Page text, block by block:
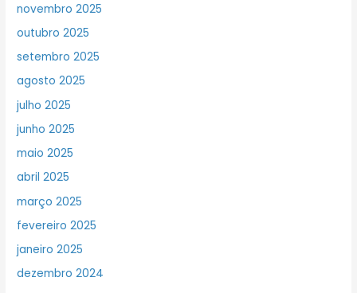
novembro 2025
outubro 2025
setembro 2025
agosto 2025
julho 2025
junho 2025
maio 2025
abril 2025
março 2025
fevereiro 2025
janeiro 2025
dezembro 2024